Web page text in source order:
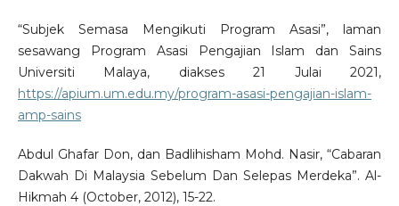
“Subjek Semasa Mengikuti Program Asasi”, laman
sesawang Program Asasi Pengajian Islam dan Sains
Universiti Malaya, diakses 21 Julai 2021,
https://apium.um.edu.my/program-asasi-pengajian-islam-
amp-sains
Abdul Ghafar Don, dan Badlihisham Mohd. Nasir, “Cabaran
Dakwah Di Malaysia Sebelum Dan Selepas Merdeka”. Al-
Hikmah 4 (October, 2012), 15-22.